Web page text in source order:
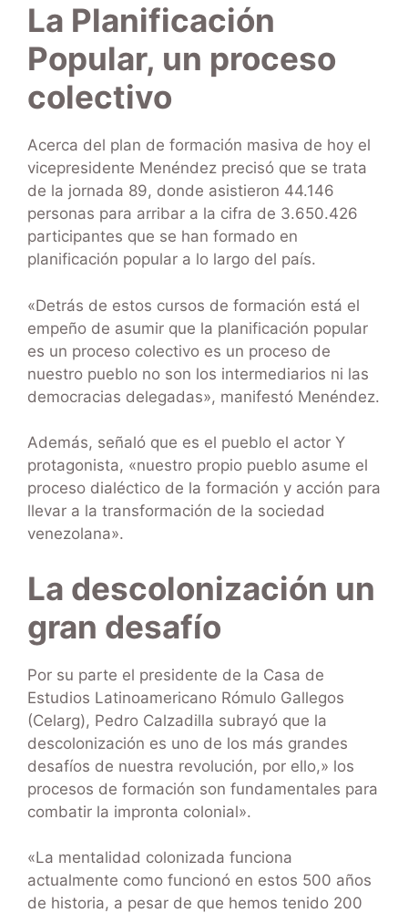
La Planificación
Popular, un proceso
colectivo
Acerca del plan de formación masiva de hoy el
vicepresidente Menéndez precisó que se trata
de la jornada 89, donde asistieron 44.146
personas para arribar a la cifra de 3.650.426
participantes que se han formado en
planificación popular a lo largo del país.
«Detrás de estos cursos de formación está el
empeño de asumir que la planificación popular
es un proceso colectivo es un proceso de
nuestro pueblo no son los intermediarios ni las
democracias delegadas», manifestó Menéndez.
Además, señaló que es el pueblo el actor Y
protagonista, «nuestro propio pueblo asume el
proceso dialéctico de la formación y acción para
llevar a la transformación de la sociedad
venezolana».
La descolonización un
gran desafío
Por su parte el presidente de la Casa de
Estudios Latinoamericano Rómulo Gallegos
(Celarg), Pedro Calzadilla subrayó que la
descolonización es uno de los más grandes
desafíos de nuestra revolución, por ello,» los
procesos de formación son fundamentales para
combatir la impronta colonial».
«La mentalidad colonizada funciona
actualmente como funcionó en estos 500 años
de historia, a pesar de que hemos tenido 200